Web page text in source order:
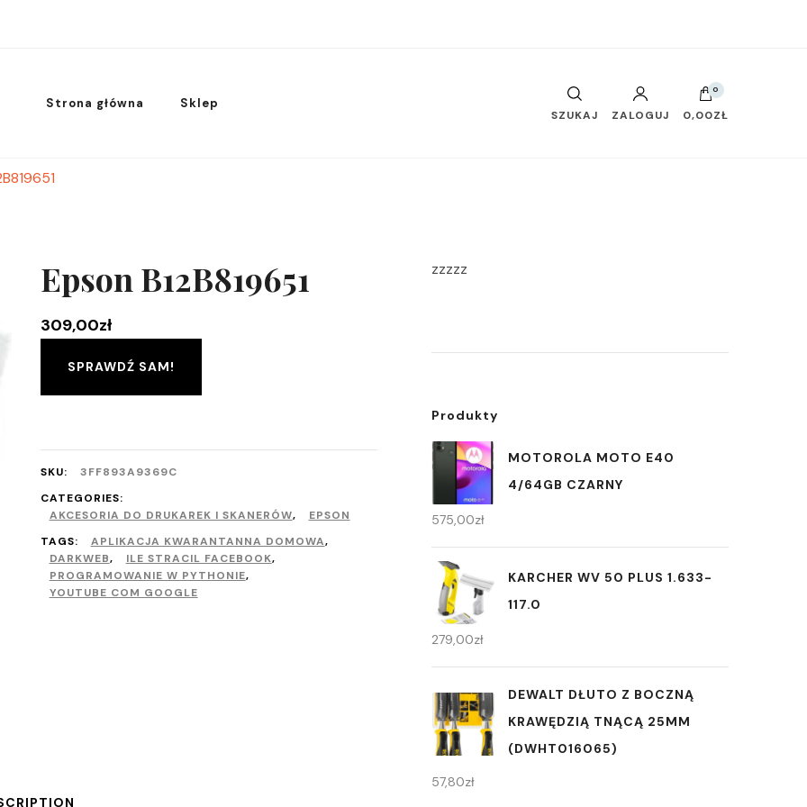
Strona główna Sklep
SZUKAJ ZALOGUJ
0
0,00ZŁ
Epson B12B819651
309,00zł
SPRAWDŹ SAM!
SKU:
3FF893A9369C
CATEGORIES:
AKCESORIA DO DRUKAREK I SKANERÓW,
EPSON
TAGS:
APLIKACJA KWARANTANNA DOMOWA,
DARKWEB, ILE STRACIL FACEBOOK,
PROGRAMOWANIE W PYTHONIE,
YOUTUBE COM GOOGLE
zzzzz
Produkty
MOTOROLA MOTO E40
4/64GB CZARNY
575,00zł
KARCHER WV 50 PLUS 1.633-
117.0
279,00zł
DEWALT DŁUTO Z BOCZNĄ
KRAWĘDZIĄ TNĄCĄ 25MM
(DWHT016065)
57,80zł